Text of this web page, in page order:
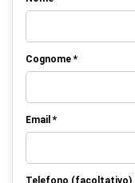
Cognome *
Email *
Telefono (facoltativo)